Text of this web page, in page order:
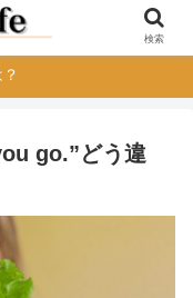
go.”どう違
検索